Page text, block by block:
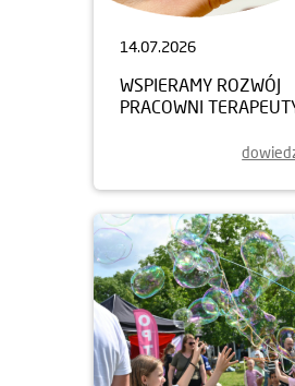
14.07.2026
WSPIERAMY ROZWÓJ
PRACOWNI